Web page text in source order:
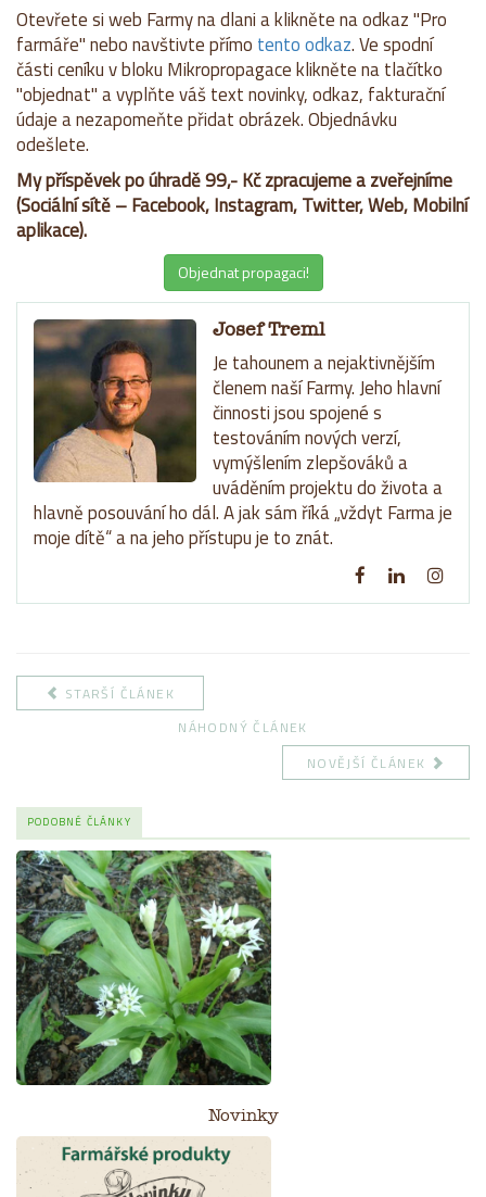
Otevřete si web Farmy na dlani a klikněte na odkaz "Pro
farmáře" nebo navštivte přímo tento odkaz. Ve spodní
části ceníku v bloku Mikropropagace klikněte na tlačítko
"objednat" a vyplňte váš text novinky, odkaz, fakturační
údaje a nezapomeňte přidat obrázek. Objednávku
odešlete.
My příspěvek po úhradě 99,- Kč zpracujeme a zveřejníme
(Sociální sítě – Facebook, Instagram, Twitter, Web, Mobilní
aplikace).
Objednat propagaci!
Josef Treml
Je tahounem a nejaktivnějším
členem naší Farmy. Jeho hlavní
činnosti jsou spojené s
testováním nových verzí,
vymýšlením zlepšováků a
uváděním projektu do života a
hlavně posouvání ho dál. A jak sám říká „vždyt Farma je
moje dítě“ a na jeho přístupu je to znát.
STARŠÍ ČLÁNEK
NÁHODNÝ ČLÁNEK
NOVĚJŠÍ ČLÁNEK
PODOBNÉ ČLÁNKY
Novinky